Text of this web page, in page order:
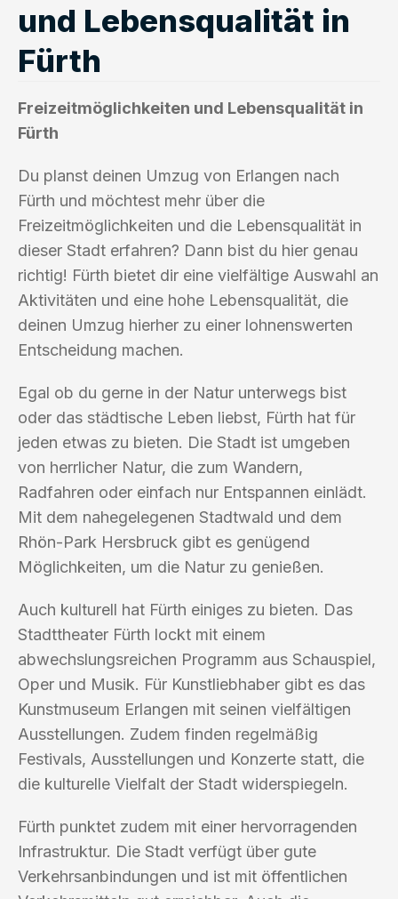
und Lebensqualität in
Fürth
Freizeitmöglichkeiten und Lebensqualität in
Fürth
Du planst deinen Umzug von Erlangen nach
Fürth und möchtest mehr über die
Freizeitmöglichkeiten und die Lebensqualität in
dieser Stadt erfahren? Dann bist du hier genau
richtig! Fürth bietet dir eine vielfältige Auswahl an
Aktivitäten und eine hohe Lebensqualität, die
deinen Umzug hierher zu einer lohnenswerten
Entscheidung machen.
Egal ob du gerne in der Natur unterwegs bist
oder das städtische Leben liebst, Fürth hat für
jeden etwas zu bieten. Die Stadt ist umgeben
von herrlicher Natur, die zum Wandern,
Radfahren oder einfach nur Entspannen einlädt.
Mit dem nahegelegenen Stadtwald und dem
Rhön-Park Hersbruck gibt es genügend
Möglichkeiten, um die Natur zu genießen.
Auch kulturell hat Fürth einiges zu bieten. Das
Stadttheater Fürth lockt mit einem
abwechslungsreichen Programm aus Schauspiel,
Oper und Musik. Für Kunstliebhaber gibt es das
Kunstmuseum Erlangen mit seinen vielfältigen
Ausstellungen. Zudem finden regelmäßig
Festivals, Ausstellungen und Konzerte statt, die
die kulturelle Vielfalt der Stadt widerspiegeln.
Fürth punktet zudem mit einer hervorragenden
Infrastruktur. Die Stadt verfügt über gute
Verkehrsanbindungen und ist mit öffentlichen